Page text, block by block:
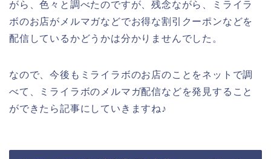
がら、色々と調べたのですが、残念ながら、ミライラ
ボのお店がメルマガなどでお得な割引クーポンなどを
配信しているかどうかは分かりませんでした。
なので、今後もミライラボのお店のことをネットで調
べて、ミライラボのメルマガ配信などを発見すること
ができたら記事にしていきますね♪